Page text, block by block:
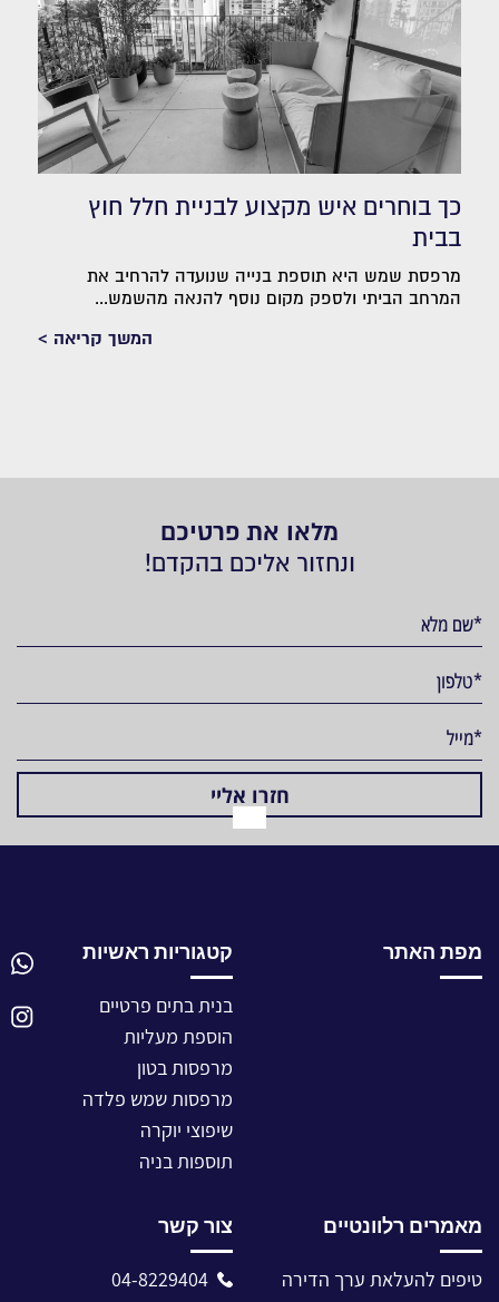
כך בוחרים איש מקצוע לבניית חלל חוץ
בבית
מרפסת שמש היא תוספת בנייה שנועדה להרחיב את
המרחב הביתי ולספק מקום נוסף להנאה מהשמש...
המשך קריאה >
מלאו את פרטיכם
ונחזור אליכם בהקדם!
מפת האתר קטגוריות ראשיות
בנית בתים פרטיים
הוספת מעליות
מרפסות בטון
מרפסות שמש פלדה
שיפוצי יוקרה
תוספות בניה
מאמרים רלוונטיים
טיפים להעלאת ערך הדירה
צור קשר
04-8229404